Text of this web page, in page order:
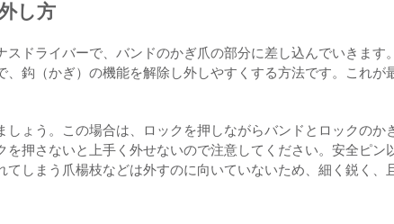
し方
ドライバーで、バンドのかぎ爪の部分に差し込んでいきます
鈎（かぎ）の機能を解除し外しやすくする方法です。これが
ょう。この場合は、ロックを押しながらバンドとロックのか
押さないと上手く外せないので注意してください。安全ピン
しまう爪楊枝などは外すのに向いていないため、細く鋭く、